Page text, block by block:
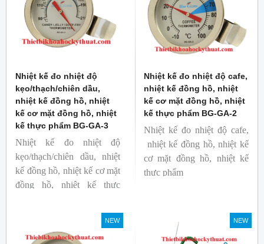
Nhiệt kế đo nhiệt độ
kẹo/thạch/chiên dầu,
nhiệt kế đồng hồ, nhiệt
kế cơ mặt đồng hồ, nhiệt
kế thực phẩm BG-GA-3
Nhiệt kế đo nhiệt độ
kẹo/thạch/chiên dầu, nhiệt
kế đồng hồ, nhiệt kế cơ mặt
đồng hồ, nhiệt kế thực
Thương hiệu: Blue Gizmo
Nhiệt kế đo nhiệt độ cafe,
nhiệt kế đồng hồ, nhiệt
kế cơ mặt đồng hồ, nhiệt
kế thực phẩm BG-GA-2
Nhiệt kế đo nhiệt độ cafe,
nhiệt kế đồng hồ, nhiệt kế
cơ mặt đồng hồ, nhiệt kế
thực phẩm
NEW NEW